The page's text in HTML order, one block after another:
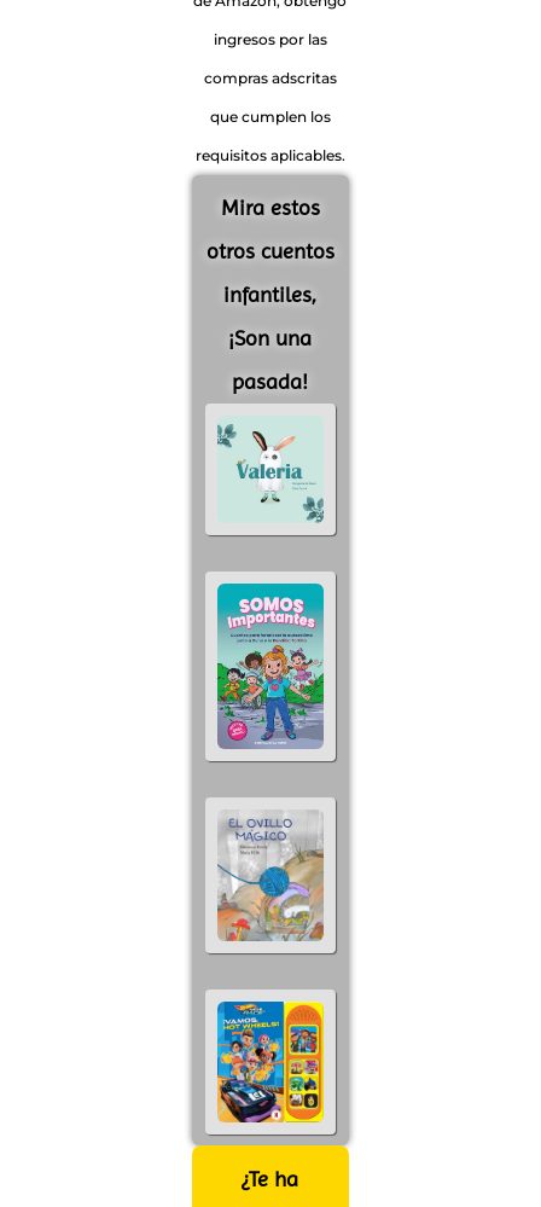
ingresos por las
compras adscritas
que cumplen los
requisitos aplicables.
Mira estos
otros cuentos
infantiles,
¡Son una
pasada!
¿Te ha